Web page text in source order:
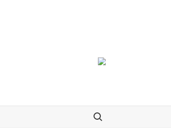
Buscar: